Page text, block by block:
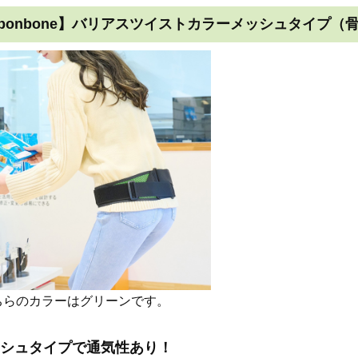
】バリアスツイストカラーメッシュタイプ（骨
のカラーはグリーンです。
ュタイプで通気性あり！